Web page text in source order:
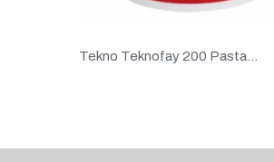
Tekno Teknofay 200 Pasta...